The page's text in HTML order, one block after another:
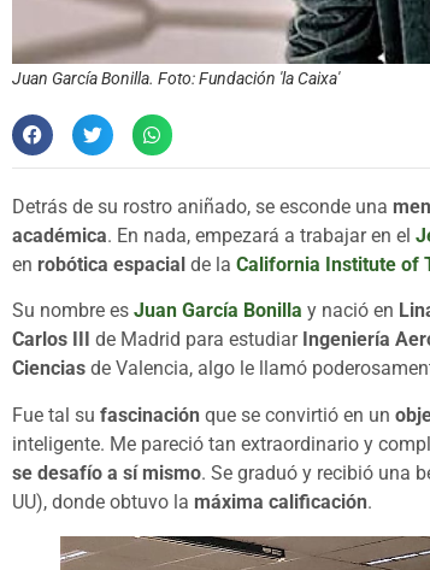
Juan García Bonilla. Foto: Fundación 'la Caixa'
Detrás de su rostro aniñado, se esconde una
académica. En nada, empezará a trabajar en el
en robótica espacial de la California Institute of
Su nombre es Juan García Bonilla y nació en
Carlos III
de Madrid para estudiar Ingeniería
Ciencias de Valencia, algo le llamó
Fue tal su fascinación que se convirtió en un
inteligente. Me pareció tan extraordinario y
se desafío a sí mismo. Se graduó y recibió una
UU), donde obtuvo la máxima calificación.